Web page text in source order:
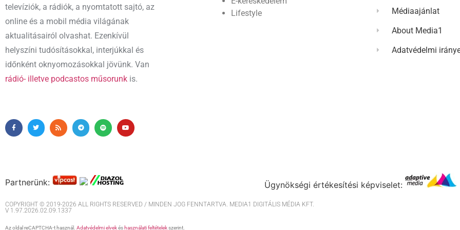
televíziók, a rádiók, a nyomtatott sajtó, az
online és a mobil média világának
aktualitásairól olvashat. Ezenkívül
helyszíni tudósításokkal, interjúkkal és
időnként oknyomozásokkal jövünk. Van
rádió- illetve podcastos műsorunk is.
Lifestyle
Médiaajánlat
About Media1
Adatvédelmi
Partnerünk: Ügynökségi értékesítési képviselet:
COPYRIGHT © 2019-2026 ALL RIGHTS RESERVED / MINDEN JOG FENNTARTVA. MEDIA1 DIGITÁLIS MÉDIA KFT.
V 1.97.2026.02.09.1337
Az oldal reCAPTCHA-t használ. Adatvédelmi elvekés használati feltételekszerint.